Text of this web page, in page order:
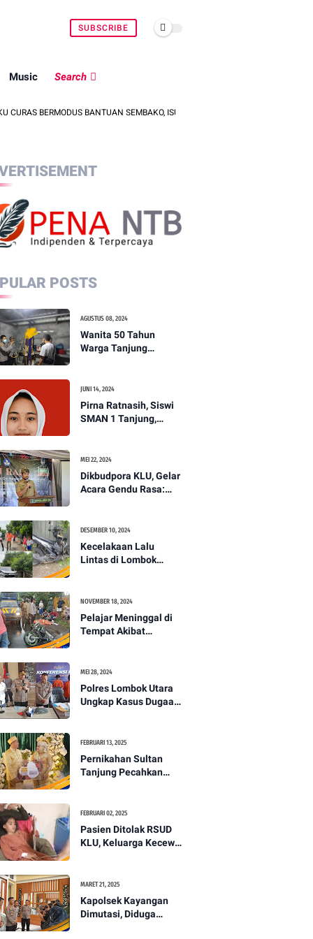
SUBSCRIBE
Music Search
BANTUAN SEMBAKO, ISU PENCULIKAN ANAK DIPASTIKAN HOAKS
POSTS
AGUSTUS 08, 2024
Wanita 50 Tahun
Warga Tanjung
JUNI 14, 2024
Pirna Ratnasih, Siswi
SMAN 1 Tanjung,
Paskibraka Tingkat
Nasional
MEI 22, 2024
Dikbudpora KLU, Gelar
Acara Gendu Rasa:
Masyarakat Dayan
Gunung
DESEMBER 10, 2024
Kecelakaan Lalu
Lintas di Lombok
PENANTB
NOVEMBER 18, 2024
Pelajar Meninggal di
Tempat Akibat
Utara -PENANTB
MEI 28, 2024
Polres Lombok Utara
Ungkap Kasus Dugaan
Gantung Diri
FEBRUARI 13, 2025
Pernikahan Sultan
Tanjung Pecahkan
PENANTB
FEBRUARI 02, 2025
Pasien Ditolak RSUD
KLU, Keluarga Kecewa
MARET 21, 2025
Kapolsek Kayangan
Dimutasi, Diduga